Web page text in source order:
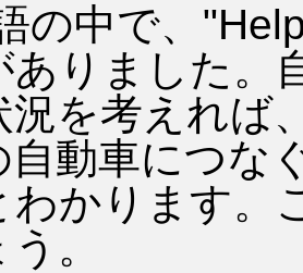
の中で、
ありました。
況を考えれば
自動車につな
わかります。
。